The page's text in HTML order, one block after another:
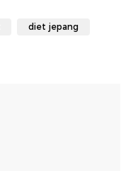
diet jepang